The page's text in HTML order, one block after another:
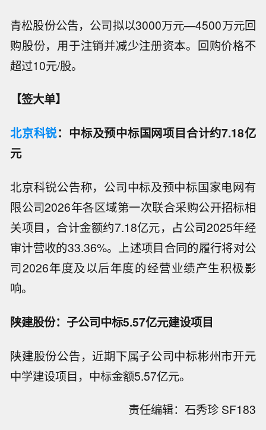
青松股份公告，公司拟以3000万元—4500万元回
购股份，用于注销并减少注册资本。回购价格不
超过10元/股。
【签大单】
北京科锐：中标及预中标国网项目合计约7.18亿
元
北京科锐公告称，公司中标及预中标国家电网有
限公司2026年各区域第一次联合采购公开招标相
关项目，合计金额约7.18亿元，占公司2025年经
审计营收的33.36%。上述项目合同的履行将对公
司2026年度及以后年度的经营业绩产生积极影
响。
陕建股份：子公司中标5.57亿元建设项目
陕建股份公告，近期下属子公司中标彬州市开元
中学建设项目，中标金额5.57亿元。
责任编辑：石秀珍 SF183
【日本6月家庭消费意外下滑】日本政
府周五公布数据显示，6月家庭消费同
日本总务省数据显示，家庭消费支出同
台风、低温天气及降雨量增加导致饮